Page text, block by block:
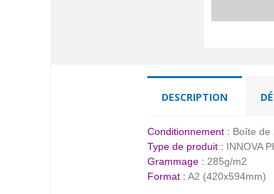
DESCRIPTION
Conditionnement : Boîte de
Type de produit : INNOVA
Grammage : 285g/m2
Format : A2 (420x594mm)